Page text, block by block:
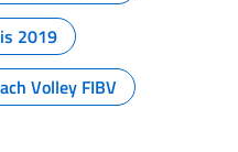
2019
Volley FIBV